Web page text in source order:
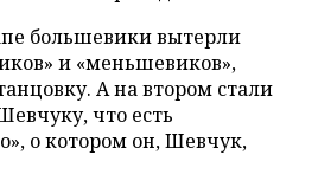
большевики вытерли
и «меньшевиков»,
А на втором стали
что есть
о котором он, Шевчук,